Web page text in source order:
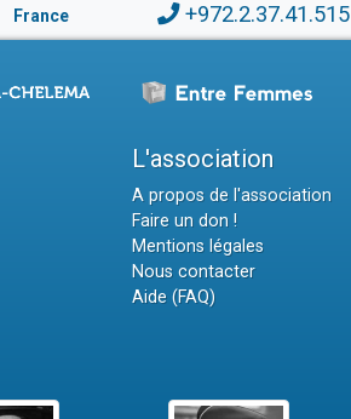
France +972.2.37.41.515
L'association
A propos de l'association
Faire un don !
Mentions légales
Nous contacter
Aide (FAQ)